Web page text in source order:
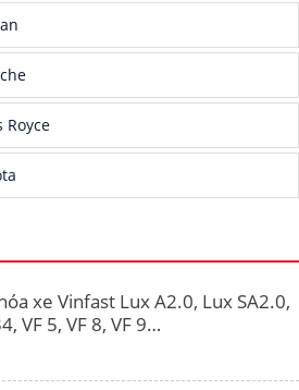
Royce
xe Vinfast Lux A2.0, Lux SA2.0,
VF 5, VF 8, VF 9…